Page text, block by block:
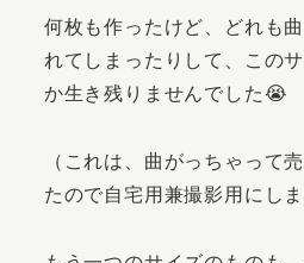
何枚も作ったけど、どれも
れてしまったりして、この
か生き残りませんでした😭
（これは、曲がっちゃって
たので自宅用兼撮影用にし